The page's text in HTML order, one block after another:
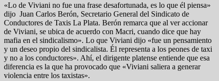
«Lo de Viviani no fue una frase desafortunada, es lo que él piensa»
dijo Juan Carlos Berón, Secretario General del Sindicato de
Conductores de Taxis La Plata. Berón remarca que al ver accionar
de Viviani, se ubica de acuerdo con Macri, cuando dice que hay
mafia en el sindicalismo». Lo que Viviani dijo «fue un pensamiento
y un deseo propio del sindicalista. Él representa a los peones de taxi
y no a los conductores». Ahí, el dirigente platense entiende que esa
diferencia es la que ha provocado que «Viviani saliera a generar
violencia entre los taxistas».